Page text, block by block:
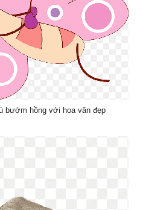
bướm hồng với hoa văn đẹp